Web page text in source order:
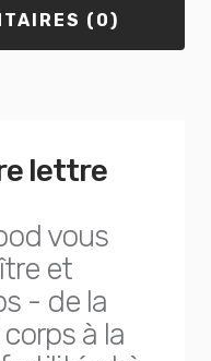
(0)
lettre
vous
et
- de la
à la